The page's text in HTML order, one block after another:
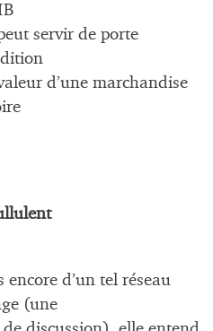
servir de porte
d’une marchandise
d’un tel réseau
(une